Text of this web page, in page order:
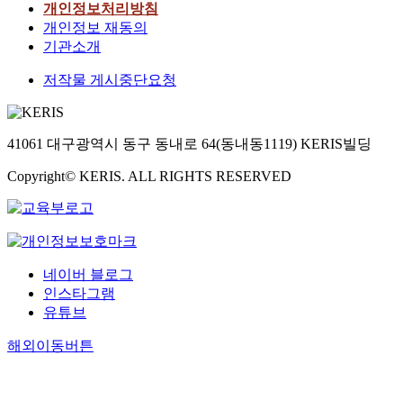
개인정보처리방침
개인정보 재동의
기관소개
저작물 게시중단요청
41061 대구광역시 동구 동내로 64(동내동1119) KERIS빌딩
Copyright© KERIS. ALL RIGHTS RESERVED
네이버 블로그
인스타그램
유튜브
해외이동버튼